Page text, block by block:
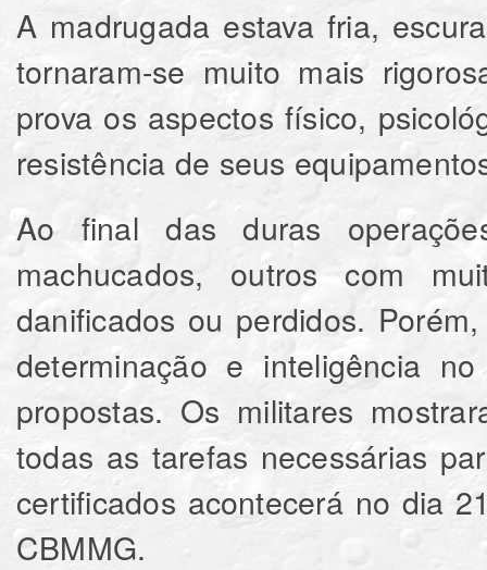
A madrugada estava fria,
tornaram-se muito mais
prova os aspectos físico,
resistência de seus
Ao final das duras
machucados, outros com
danificados ou perdidos.
determinação e inteligência
propostas. Os militares
todas as tarefas necessárias
certificados acontecerá no dia
CBMMG.